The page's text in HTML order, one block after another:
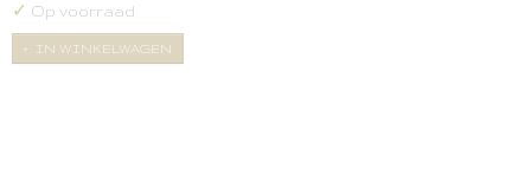
✓ Op voorraad
IN WINKELWAGEN